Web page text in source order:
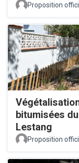
Proposition
bitumisées
Lestang
Proposition